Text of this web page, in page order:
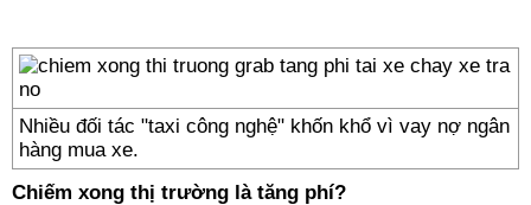
Nhiều đối tác "taxi công nghệ" khốn khổ vì vay nợ ngân
hàng mua xe.
Chiếm xong thị trường là tăng phí?